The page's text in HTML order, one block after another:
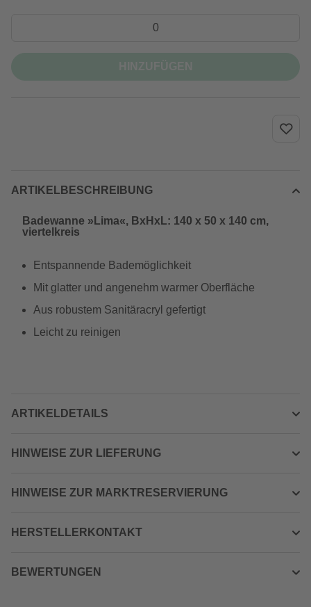
ARTIKELBESCHREIBUNG
Badewanne »Lima«, BxHxL: 140 x 50 x 140 cm,
viertelkreis
Entspannende Bademöglichkeit
Mit glatter und angenehm warmer Oberfläche
Aus robustem Sanitäracryl gefertigt
Leicht zu reinigen
ARTIKELDETAILS
HINWEISE ZUR LIEFERUNG
HINWEISE ZUR MARKTRESERVIERUNG
HERSTELLERKONTAKT
BEWERTUNGEN